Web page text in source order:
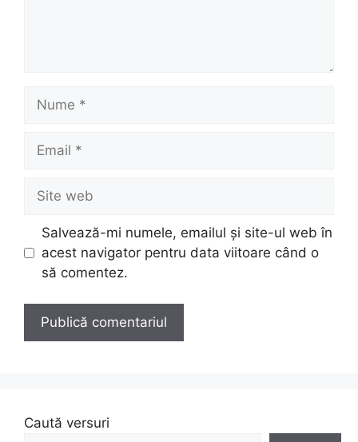
Nume
Email
Site
web
Salvează-mi numele, emailul și site-ul web în
acest navigator pentru data viitoare când o
să comentez.
Caută versuri